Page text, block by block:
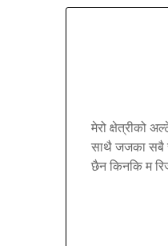
मेरो क्षेत्रीको
साथै जजका सबै
छैन किनकि म